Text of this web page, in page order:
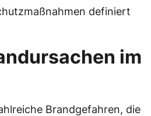
definiert
im
Brandgefahren, die